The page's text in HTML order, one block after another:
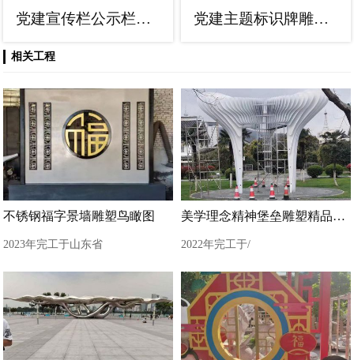
党建宣传栏公示栏雕塑，不锈钢烤漆工艺雕塑 党建主题标识牌雕塑，公园地标建筑小品
相关工程
不锈钢福字景墙雕塑鸟瞰图
2023年完工于山东省
美学理念精神堡垒雕塑精品展示
2022年完工于/